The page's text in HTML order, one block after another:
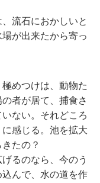
流石におかしいと
が出来たから寄っ
めつけは、動物た
者が居て、捕食さ
ない。それどころ
感じる。池を拡大
たの？
るのなら、今のう
んで、水の道を作